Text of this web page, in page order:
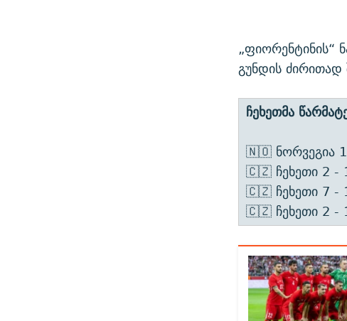
„ფიორენტინის“
გუნდის ძირითად
ჩეხეთმა
🇳🇴 ნორვეგია
🇨🇿 ჩეხეთი 2 -
🇨🇿 ჩეხეთი 7
🇨🇿 ჩეხეთი 2 -